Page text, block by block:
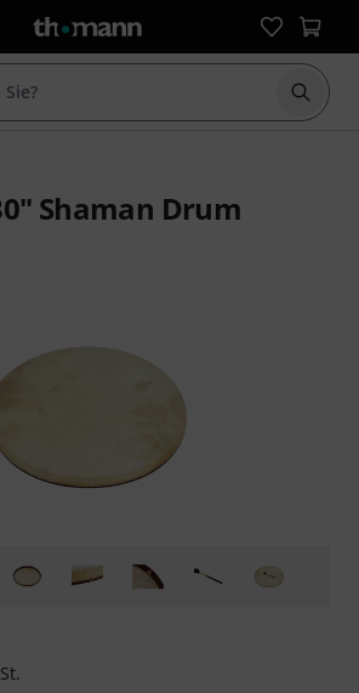
Suche
Shaman Drum
5 Sternen aus 7 Kundenbewertungen